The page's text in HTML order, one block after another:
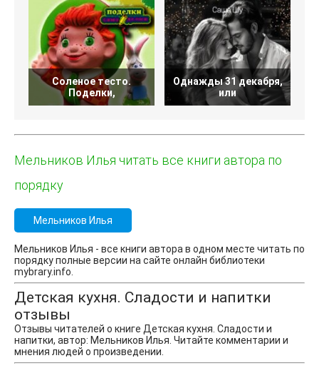
Соленое тесто.
Поделки,
Однажды 31 декабря,
или
Мельников Илья читать все книги автора по
порядку
Мельников Илья
Мельников Илья - все книги автора в одном месте читать по
порядку полные версии на сайте онлайн библиотеки
mybrary.info.
Детская кухня. Сладости и напитки
отзывы
Отзывы читателей о книге Детская кухня. Сладости и
напитки, автор: Мельников Илья. Читайте комментарии и
мнения людей о произведении.